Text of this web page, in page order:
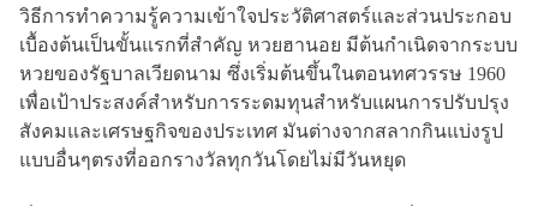
วิธีการทำความรู้ความเข้าใจประวัติศาสตร์และส่วนประกอบ
เบื้องต้นเป็นขั้นแรกที่สำคัญ หวยฮานอย มีต้นกำเนิดจากระบบ
หวยของรัฐบาลเวียดนาม ซึ่งเริ่มต้นขึ้นในตอนทศวรรษ 1960
เพื่อเป้าประสงค์สำหรับการระดมทุนสำหรับแผนการปรับปรุง
สังคมและเศรษฐกิจของประเทศ มันต่างจากสลากกินแบ่งรูป
แบบอื่นๆตรงที่ออกรางวัลทุกวันโดยไม่มีวันหยุด